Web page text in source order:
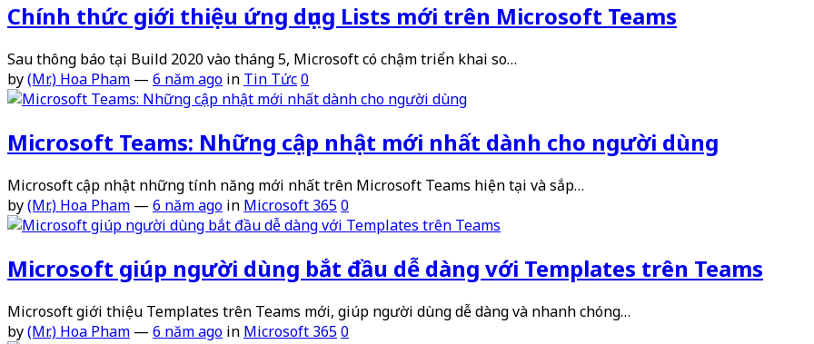
Chính thức giới thiệu ứng dụng Lists mới trên Microsoft Teams
Sau thông báo tại Build 2020 vào tháng 5, Microsoft có chậm triển khai so…
by(Mr.) Hoa Pham — 6 năm ago in Tin Tức0
Microsoft Teams: Những cập nhật mới nhất dành cho người dùng
Microsoft cập nhật những tính năng mới nhất trên Microsoft Teams hiện tại và sắp…
by(Mr.) Hoa Pham — 6 năm ago in Microsoft 3650
Microsoft giúp người dùng bắt đầu dễ dàng với Templates trên Teams
Microsoft giới thiệu Templates trên Teams mới, giúp người dùng dễ dàng và nhanh chóng…
by(Mr.) Hoa Pham — 6 năm ago in Microsoft 3650